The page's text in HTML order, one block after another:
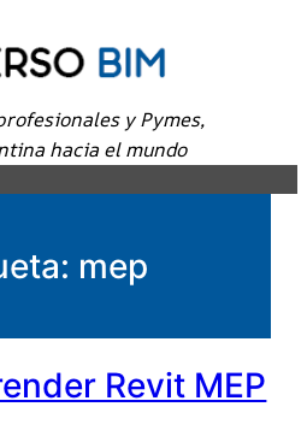
y Pymes,
hacia el mundo
mep
Revit MEP